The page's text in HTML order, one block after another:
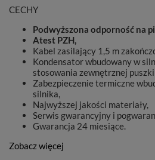
CECHY
Podwyższona odporność na
Atest PZH,
Kabel zasilający 1,5 m
Kondensator wbudowany w
stosowania zewnętrznej
Zabezpieczenie termiczne
silnika,
Najwyższej jakości materiały,
Serwis gwarancyjny i
Gwarancja 24 miesiące.
Zobacz więcej